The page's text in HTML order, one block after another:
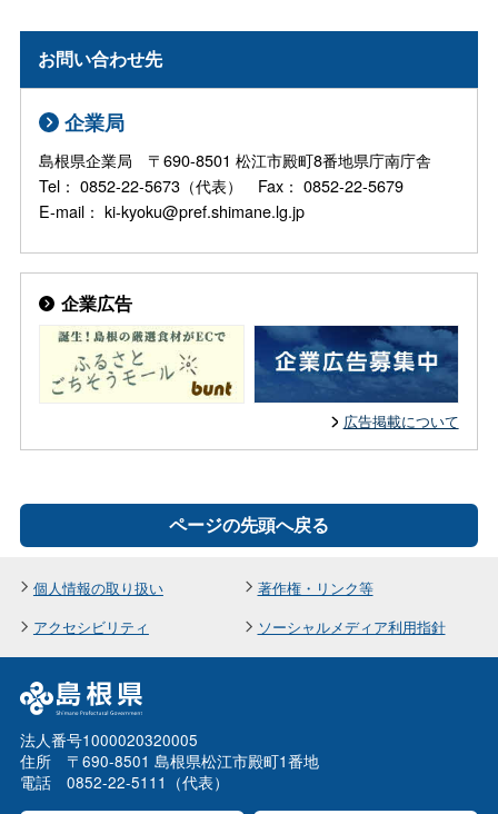
お問い合わせ先
企業局
島根県企業局 〒690-8501 松江市殿町8番地県庁南庁舎
Tel： 0852-22-5673（代表） Fax： 0852-22-5679
E-mail： ki-kyoku@pref.shimane.lg.jp
企業広告
広告掲載について
ページの先頭へ戻る
個人情報の取り扱い
著作権・リンク等
アクセシビリティ
ソーシャルメディア利用指針
法人番号1000020320005
住所 〒690-8501 島根県松江市殿町1番地
電話 0852-22-5111（代表）